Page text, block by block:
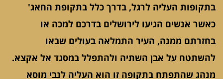
בתקופות העליה לרגל, בדרך כלל בתקופת החאג'
כאשר אנשים הגיעו לירושלים בדרכם למכה או
בחזרתם ממנה, העיר התמלאה בעולים שבאו
להשתטח על אבן השתיה ולהתפלל במסגד אל אקצא.
מנהג שהתפתח בתקופה זו הוא העליה לנבי מוסא